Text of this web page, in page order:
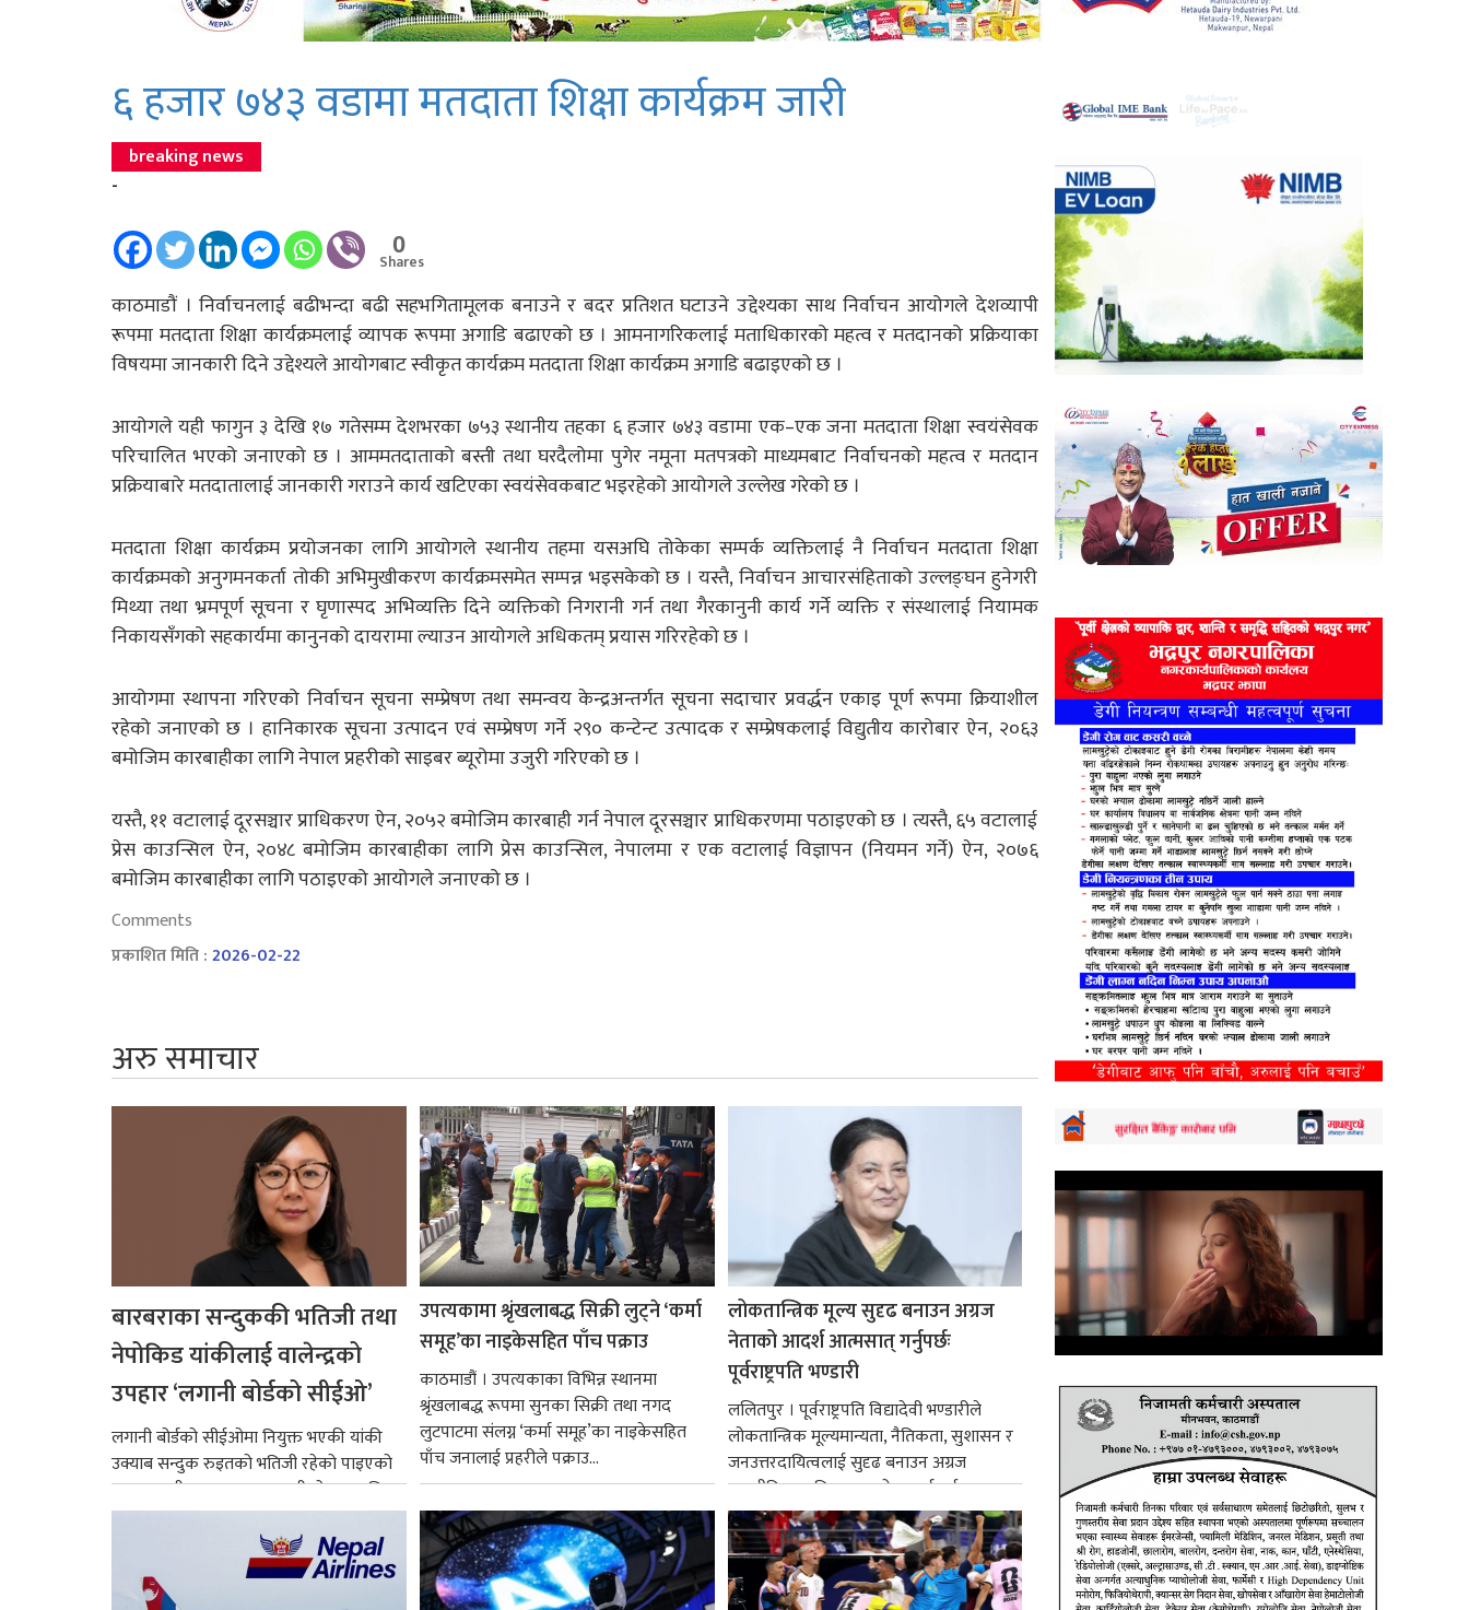
६ हजार ७४३ वडामा मतदाता शिक्षा कार्यक्रम जारी
breaking news
-
0
Shares
काठमाडौं । निर्वाचनलाई बढीभन्दा बढी सहभगितामूलक बनाउने र बदर प्रतिशत घटाउने उद्देश्यका साथ निर्वाचन आयोगले देशव्यापी
रूपमा मतदाता शिक्षा कार्यक्रमलाई व्यापक रूपमा अगाडि बढाएको छ । आमनागरिकलाई मताधिकारको महत्व र मतदानको प्रक्रियाका
विषयमा जानकारी दिने उद्देश्यले आयोगबाट स्वीकृत कार्यक्रम मतदाता शिक्षा कार्यक्रम अगाडि बढाइएको छ ।
आयोगले यही फागुन ३ देखि १७ गतेसम्म देशभरका ७५३ स्थानीय तहका ६ हजार ७४३ वडामा एक–एक जना मतदाता शिक्षा स्वयंसेवक
परिचालित भएको जनाएको छ । आममतदाताको बस्ती तथा घरदैलोमा पुगेर नमूना मतपत्रको माध्यमबाट निर्वाचनको महत्व र मतदान
प्रक्रियाबारे मतदातालाई जानकारी गराउने कार्य खटिएका स्वयंसेवकबाट भइरहेको आयोगले उल्लेख गरेको छ ।
मतदाता शिक्षा कार्यक्रम प्रयोजनका लागि आयोगले स्थानीय तहमा यसअघि तोकेका सम्पर्क व्यक्तिलाई नै निर्वाचन मतदाता शिक्षा
कार्यक्रमको अनुगमनकर्ता तोकी अभिमुखीकरण कार्यक्रमसमेत सम्पन्न भइसकेको छ । यस्तै, निर्वाचन आचारसंहिताको उल्लङ्घन हुनेगरी
मिथ्या तथा भ्रमपूर्ण सूचना र घृणास्पद अभिव्यक्ति दिने व्यक्तिको निगरानी गर्न तथा गैरकानुनी कार्य गर्ने व्यक्ति र संस्थालाई नियामक
निकायसँगको सहकार्यमा कानुनको दायरामा ल्याउन आयोगले अधिकतम् प्रयास गरिरहेको छ ।
आयोगमा स्थापना गरिएको निर्वाचन सूचना सम्प्रेषण तथा समन्वय केन्द्रअन्तर्गत सूचना सदाचार प्रवर्द्धन एकाइ पूर्ण रूपमा क्रियाशील
रहेको जनाएको छ । हानिकारक सूचना उत्पादन एवं सम्प्रेषण गर्ने २९० कन्टेन्ट उत्पादक र सम्प्रेषकलाई विद्युतीय कारोबार ऐन, २०६३
बमोजिम कारबाहीका लागि नेपाल प्रहरीको साइबर ब्यूरोमा उजुरी गरिएको छ ।
यस्तै, ११ वटालाई दूरसञ्चार प्राधिकरण ऐन, २०५२ बमोजिम कारबाही गर्न नेपाल दूरसञ्चार प्राधिकरणमा पठाइएको छ । त्यस्तै, ६५ वटालाई
प्रेस काउन्सिल ऐन, २०४८ बमोजिम कारबाहीका लागि प्रेस काउन्सिल, नेपालमा र एक वटालाई विज्ञापन (नियमन गर्ने) ऐन, २०७६
बमोजिम कारबाहीका लागि पठाइएको आयोगले जनाएको छ ।
Comments
प्रकाशित मिति :2026-02-22
अरु समाचार
बारबराका सन्दुककी भतिजी तथा
नेपोकिड यांकीलाई वालेन्द्रको
उपहार ‘लगानी बोर्डको सीईओ’
लगानी बोर्डको सीईओमा नियुक्त भएकी यांकी
उक्याब सन्दुक रुइतको भतिजी रहेको पाइएको
छ। तत्कालीन समयमा महाकालीको अञ्चलाधिश
नै बनेका जोन...
उपत्यकामा श्रृंखलाबद्ध सिक्री लुट्ने ‘कर्मा
समूह’का नाइकेसहित पाँच पक्राउ
काठमाडौं । उपत्यकाका विभिन्न स्थानमा
श्रृंखलाबद्ध रूपमा सुनका सिक्री तथा नगद
लुटपाटमा संलग्न ‘कर्मा समूह’का नाइकेसहित
पाँच जनालाई प्रहरीले पक्राउ...
लोकतान्त्रिक मूल्य सुदृढ बनाउन अग्रज
नेताको आदर्श आत्मसात् गर्नुपर्छः
पूर्वराष्ट्रपति भण्डारी
ललितपुर । पूर्वराष्ट्रपति विद्यादेवी भण्डारीले
लोकतान्त्रिक मूल्यमान्यता, नैतिकता, सुशासन र
जनउत्तरदायित्वलाई सुदृढ बनाउन अग्रज
राजनीतिक व्यक्तित्वहरूको आदर्शलाई आत्मसात्
गर्न आवश्यक...